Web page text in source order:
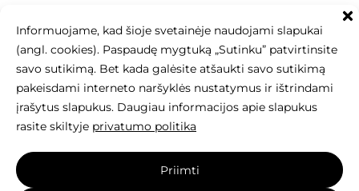
Informuojame, kad šioje svetainėje naudojami slapukai
(angl. cookies). Paspaudę mygtuką „Sutinku” patvirtinsite
savo sutikimą. Bet kada galėsite atšaukti savo sutikimą
pakeisdami interneto naršyklės nustatymus ir ištrindami
įrašytus slapukus. Daugiau informacijos apie slapukus
rasite skiltyje privatumo politika
Priimti
+370 463 14062
info@betonomozaika.lt
Šios svetainės turinys, tekstai, nuotraukos
yra Betono mozaika nuosavybė, be raštiško sutikimo